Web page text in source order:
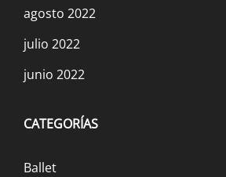
agosto 2022
julio 2022
junio 2022
CATEGORÍAS
Ballet